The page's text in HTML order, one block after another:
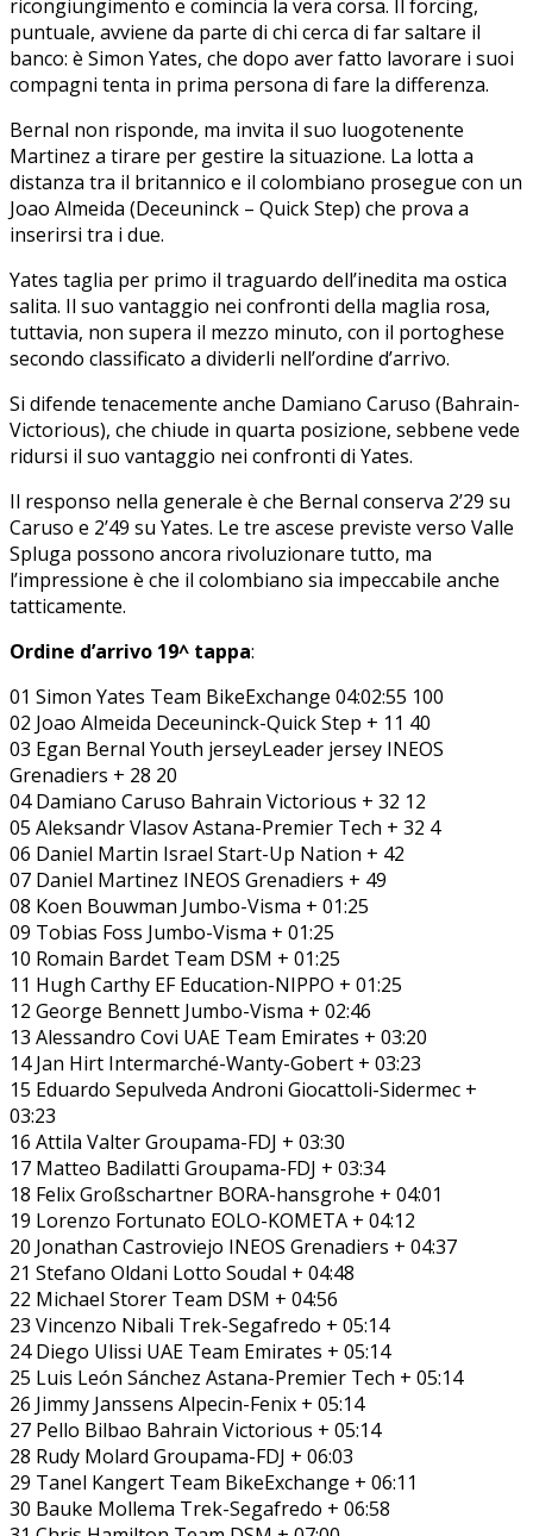
ricongiungimento e comincia la vera corsa. Il forcing,
puntuale, avviene da parte di chi cerca di far saltare il
banco: è Simon Yates, che dopo aver fatto lavorare i suoi
compagni tenta in prima persona di fare la differenza.
Bernal non risponde, ma invita il suo luogotenente
Martinez a tirare per gestire la situazione. La lotta a
distanza tra il britannico e il colombiano prosegue con un
Joao Almeida (Deceuninck – Quick Step) che prova a
inserirsi tra i due.
Yates taglia per primo il traguardo dell’inedita ma ostica
salita. Il suo vantaggio nei confronti della maglia rosa,
tuttavia, non supera il mezzo minuto, con il portoghese
secondo classificato a dividerli nell’ordine d’arrivo.
Si difende tenacemente anche Damiano Caruso (Bahrain-
Victorious), che chiude in quarta posizione, sebbene vede
ridursi il suo vantaggio nei confronti di Yates.
Il responso nella generale è che Bernal conserva 2’29 su
Caruso e 2’49 su Yates. Le tre ascese previste verso Valle
Spluga possono ancora rivoluzionare tutto, ma
l’impressione è che il colombiano sia impeccabile anche
tatticamente.
Ordine d’arrivo 19^ tappa:
01 Simon Yates Team BikeExchange 04:02:55 100
02 Joao Almeida Deceuninck-Quick Step + 11 40
03 Egan Bernal Youth jerseyLeader jersey INEOS
Grenadiers + 28 20
04 Damiano Caruso Bahrain Victorious + 32 12
05 Aleksandr Vlasov Astana-Premier Tech + 32 4
06 Daniel Martin Israel Start-Up Nation + 42
07 Daniel Martinez INEOS Grenadiers + 49
08 Koen Bouwman Jumbo-Visma + 01:25
09 Tobias Foss Jumbo-Visma + 01:25
10 Romain Bardet Team DSM + 01:25
11 Hugh Carthy EF Education-NIPPO + 01:25
12 George Bennett Jumbo-Visma + 02:46
13 Alessandro Covi UAE Team Emirates + 03:20
14 Jan Hirt Intermarché-Wanty-Gobert + 03:23
15 Eduardo Sepulveda Androni Giocattoli-Sidermec +
03:23
16 Attila Valter Groupama-FDJ + 03:30
17 Matteo Badilatti Groupama-FDJ + 03:34
18 Felix Großschartner BORA-hansgrohe + 04:01
19 Lorenzo Fortunato EOLO-KOMETA + 04:12
20 Jonathan Castroviejo INEOS Grenadiers + 04:37
21 Stefano Oldani Lotto Soudal + 04:48
22 Michael Storer Team DSM + 04:56
23 Vincenzo Nibali Trek-Segafredo + 05:14
24 Diego Ulissi UAE Team Emirates + 05:14
25 Luis León Sánchez Astana-Premier Tech + 05:14
26 Jimmy Janssens Alpecin-Fenix + 05:14
27 Pello Bilbao Bahrain Victorious + 05:14
28 Rudy Molard Groupama-FDJ + 06:03
29 Tanel Kangert Team BikeExchange + 06:11
30 Bauke Mollema Trek-Segafredo + 06:58